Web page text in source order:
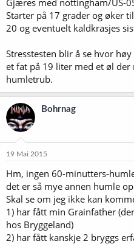
Starter på 17 grader og øker
20 og eventuelt kaldkrasjes
Stresstesten blir å se hvor
et fat på 19 liter med et øl der
humletrub.
Bohrnag
19 Mai 2015
Hm, ingen 60-minutters-
det er så mye annen humle
Skal se om jeg ikke kan
1) har fått min Grainfather
hos Bryggeland)
2) har fått kanskje 2 bryggs